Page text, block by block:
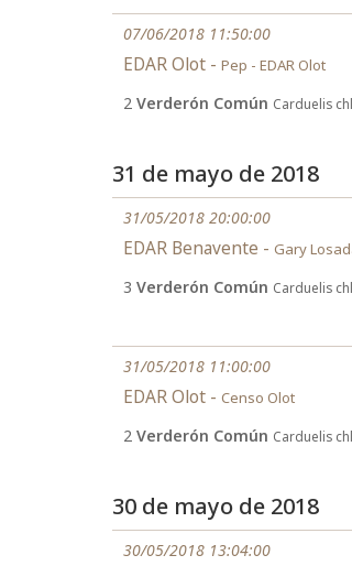
07/06/2018 11:50:00
EDAR Olot - Pep - EDAR Olot
2 Verderón Común Carduelis
31 de mayo de 2018
31/05/2018 20:00:00
EDAR Benavente - Gary
3 Verderón Común Carduelis
31/05/2018 11:00:00
EDAR Olot - Censo Olot
2 Verderón Común Carduelis
30 de mayo de 2018
30/05/2018 13:04:00